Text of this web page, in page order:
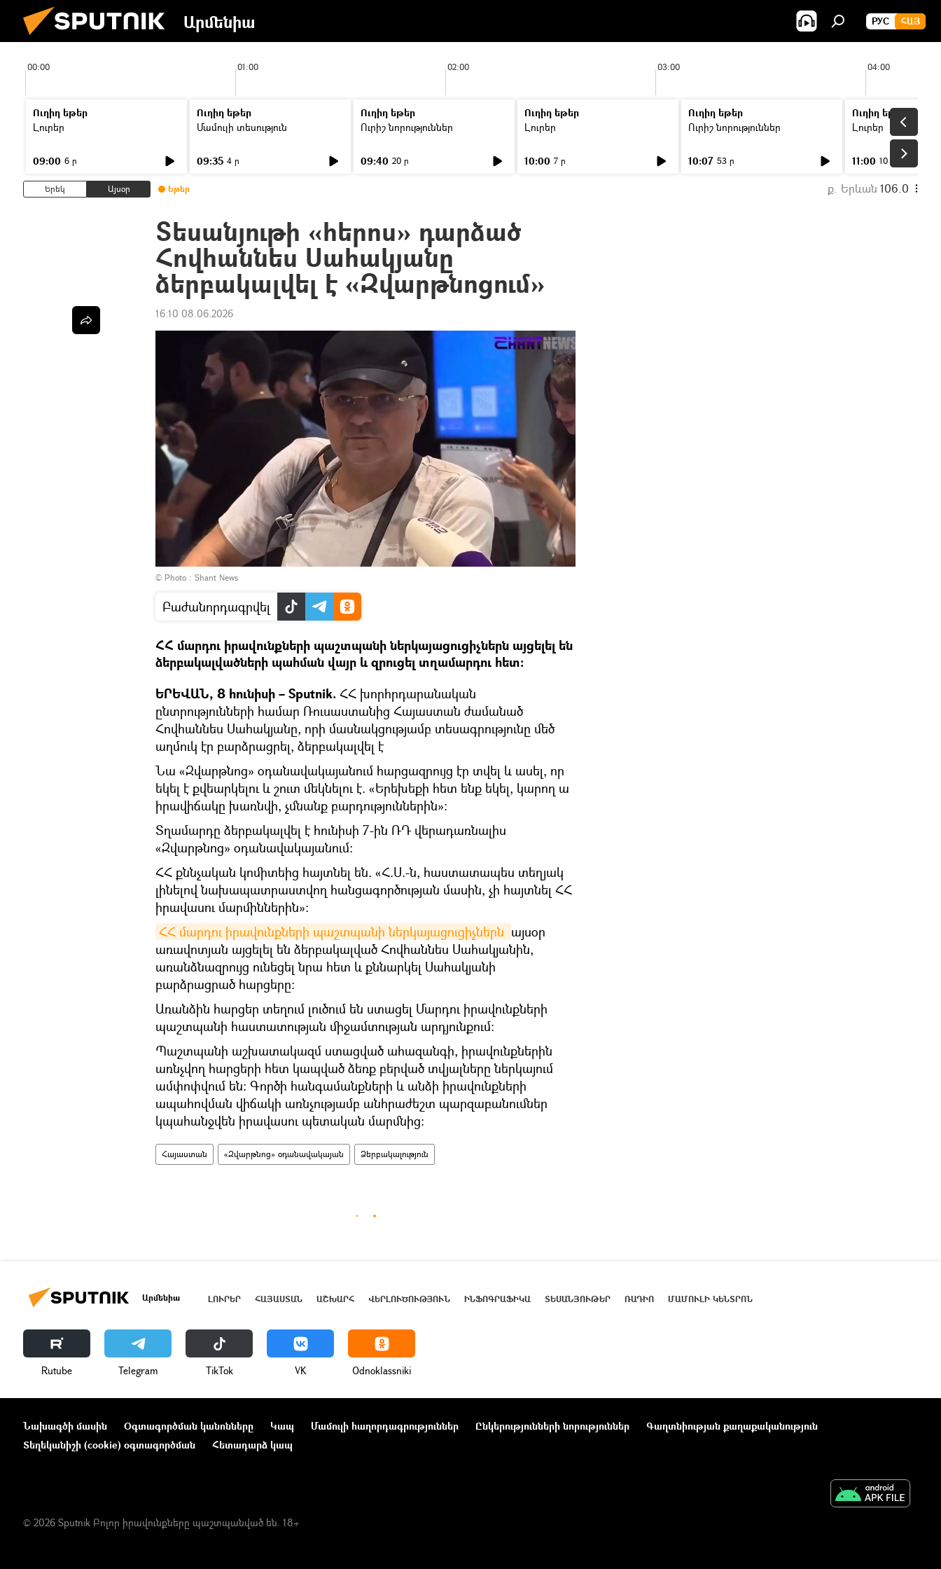
Արմենիա РУС ՀԱՅ
00:00 01:00 02:00 03:00 04:00
Ուղիղ եթեր
Լուրեր
09:00 6 ր
Ուղիղ եթեր
Մամուլի տեսություն
09:35 4 ր
Ուղիղ եթեր
Ուրիշ նորություններ
09:40 20 ր
Ուղիղ եթեր
Լուրեր
10:00 7 ր
Ուղիղ եթեր
Ուրիշ նորություններ
10:07 53 ր
Ուղիղ եթեր
Լուրեր
11:00 10 ր
Երեկ Այսօր Եթեր ք. Երևան 106.0
Տեսանյութի «հերոս» դարձած
Հովհաննես Սահակյանը
ձերբակալվել է «Զվարթնոցում»
16:10 08.06.2026
© Photo : Shant News
Բաժանորդագրվել
ՀՀ մարդու իրավունքների պաշտպանի ներկայացուցիչներն այցելել են
ձերբակալվածների պահման վայր և զրուցել տղամարդու հետ։
ԵՐԵՎԱՆ, 8 հունիսի – Sputnik. ՀՀ խորհրդարանական
ընտրությունների համար Ռուսաստանից Հայաստան ժամանած
Հովհաննես Սահակյանը, որի մասնակցությամբ տեսագրությունը մեծ
աղմուկ էր բարձրացրել, ձերբակալվել է
Նա «Զվարթնոց» օդանավակայանում հարցազրույց էր տվել և ասել, որ
եկել է քվեարկելու և շուտ մեկնելու է. «Երեխեքի հետ ենք եկել, կարող ա
իրավիճակը խառնվի, չմնանք բարդություններին»։
Տղամարդը ձերբակալվել է հունիսի 7-ին ՌԴ վերադառնալիս
«Զվարթնոց» օդանավակայանում։
ՀՀ քննչական կոմիտեից հայտնել են. «Հ.Ս.-ն, հաստատապես տեղյակ
լինելով նախապատրաստվող հանցագործության մասին, չի հայտնել ՀՀ
իրավասու մարմիններին»։
ՀՀ մարդու իրավունքների պաշտպանի ներկայացուցիչներն այսօր
առավոտյան այցելել են ձերբակալված Հովհաննես Սահակյանին,
առանձնազրույց ունեցել նրա հետ և քննարկել Սահակյանի
բարձրացրած հարցերը։
Առանձին հարցեր տեղում լուծում են ստացել Մարդու իրավունքների
պաշտպանի հաստատության միջամտության արդյունքում։
Պաշտպանի աշխատակազմ ստացված ահազանգի, իրավունքներին
առնչվող հարցերի հետ կապված ձեռք բերված տվյալները ներկայում
ամփոփվում են: Գործի հանգամանքների և անձի իրավունքների
ապահովման վիճակի առնչությամբ անհրաժեշտ պարզաբանումներ
կպահանջվեն իրավասու պետական մարմնից։
Հայաստան «Զվարթնոց» օդանավակայան Ձերբակալություն
Արմենիա ԼՈՒՐԵՐ ՀԱՅԱՍՏԱՆ ԱՇԽԱՐՀ ՎԵՐԼՈՒԾՈՒԹՅՈՒՆ ԻՆՖՈԳՐԱՖԻԿԱ ՏԵՍԱՆՅՈՒԹԵՐ ՌԱԴԻՈ ՄԱՄՈՒԼԻ ԿԵՆՏՐՈՆ
Rutube Telegram ТikТоk VK Odnoklassniki
Նախագծի մասին Օգտագործման կանոնները Կապ Մամուլի հաղորդագրություններ Ընկերությունների նորություններ
Գաղտնիության քաղաքականություն
Տեղեկանիշի (cookie) օգտագործման
Հետադարձ կապ
© 2026 Sputnik Բոլոր իրավունքները պաշտպանված են. 18+